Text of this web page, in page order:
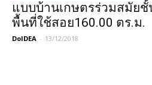
แบบบ้านเกษตรร่วมสมัยชั้
พื้นที่ใช้สอย160.00 ตร.ม.
DoIDEA - 13/12/2018